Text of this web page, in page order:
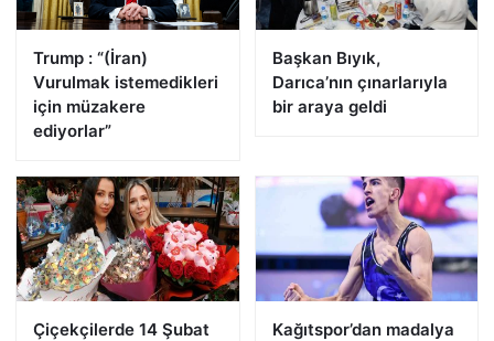
Trump : “(İran)
Vurulmak istemedikleri
için müzakere
ediyorlar”
Başkan Bıyık,
Darıca’nın çınarlarıyla
bir araya geldi
Çiçekçilerde 14 Şubat
Kağıtspor’dan madalya